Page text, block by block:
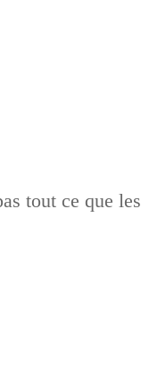
tout ce que les